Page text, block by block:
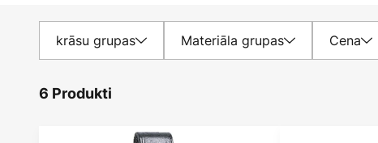
krāsu grupas Materiāla grupas Cena
6 Produkti